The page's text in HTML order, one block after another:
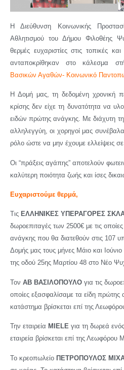
Η Διεύθυνση Κοινωνικής
Αθλητισμού του Δήμου Φιλοθέης
θερμές ευχαριστίες στις τοπικές
ανταποκρίθηκαν στο κάλεσμα
Βασικών Αγαθών- Κοινωνικό
Η Δομή μας, τη δεδομένη χρονική
κρίσης δεν είχε τη δυνατότητα να
ειδών πρώτης ανάγκης. Με διάχυτη
αλληλεγγύη, οι χορηγοί μας
ρόλο ώστε να μην έχουμε ελλείψεις
Οι “πράξεις αγάπης” αποτελούν
καλύτερη ποιότητα ζωής και ίσες
Ευχαριστούμε θερμά,
Τις ΕΛΛΗΝΙΚΕΣ ΥΠΕΡΑΓΟΡΕΣ
δωροεπιταγές των 2500€ με τις
ανάγκης που θα διατεθούν στις 107
Δομής μας τους μήνες Μάιο και
της οδού 25ης Μαρτίου 48 στο Νέο
Τον ΑΒ ΒΑΣΙΛΟΠΟΥΛΟ για τις
οποίες εξασφαλίσαμε τα είδη πρώτης
κατάστημα βρίσκεται επί της
Την εταιρεία MIELE για τη δωρεά
εταιρεία βρίσκεται επί της
Το κρεοπωλείο ΠΕΤΡΟΠΟΥΛΟΣ